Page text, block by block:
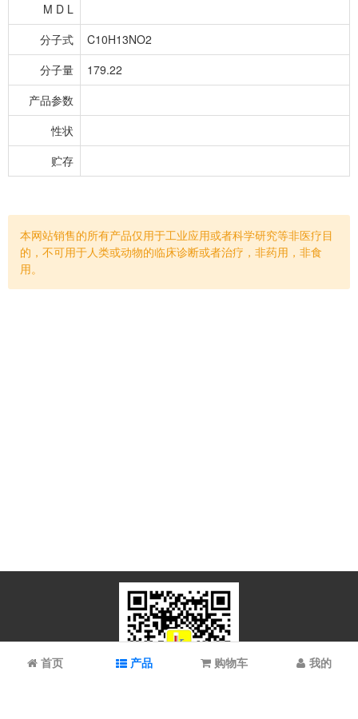
M D L
分子式
C10H13NO2
分子量
179.22
产品参数
性状
贮存
本网站销售的所有产品仅用于工业应用或者科学研究等非医疗目
的，不可用于人类或动物的临床诊断或者治疗，非药用，非食
用。
首页 产品 购物车 我的